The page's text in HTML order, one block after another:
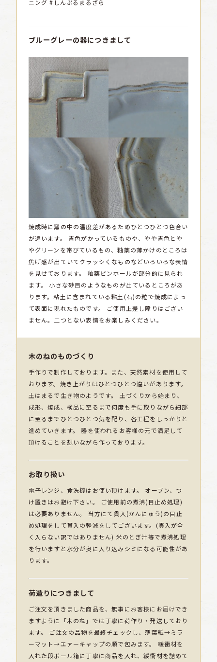
ニング #しんぷるまるざら
ブルーグレーの器につきまして
焼成時に窯の中の温度差があるためひとつひとつ色合い
が違います。
青色がかっているものや、やや青色とや
やグリーンを帯びているもの、釉薬の薄かけのところは
焦げ感が出ていてクラッシくなものなどいろいろな表情
を見せております。
釉薬ピンホールが部分的に見られ
ます。
小さな砂目のようなものが出ているところがあ
ります。粘土に含まれている粘土(石)の粒で焼成によっ
て表面に現れたものです。
ご使用上差し障りはござい
ません。二つとない表情をお楽しみください。
木のねのものづくり
手作りで制作しております。また、天然素材を使用して
おります。焼き上がりはひとつひとつ違いがあります。
土はまるで生き物のようです。 土づくりから始まり、
成形、焼成、検品に至るまで何度も手に取りながら細部
に至るまでひとつひとつ気を配り、各工程をしっかりと
進めていきます。 器を使われるお客様の元で満足して
頂けることを想いながら作っております。
お取り扱い
電子レンジ、食洗機はお使い頂けます。 オーブン、つ
け置きはお避け下さい。 ご使用前の煮沸(目止め処理)
は必要ありません。 当方にて貫入(かんにゅう)の目止
め処理をして貫入の軽減をしてございます。(貫入が全
く入らない訳ではありません) 米のとぎ汁等で煮沸処理
を行いますと水分が奥に入り込みシミになる可能性があ
ります。
荷造りにつきまして
ご注文を頂きました商品を、無事にお客様にお届けでき
ますように「木のね」では丁寧に荷作り・発送しており
ます。 ご注文の品物を最終チェックし、薄葉紙→ミラ
ーマット→エァーキャップの順で包みます。 緩衝材を
入れた段ボール箱に丁寧に商品を入れ、緩衝材を詰めて